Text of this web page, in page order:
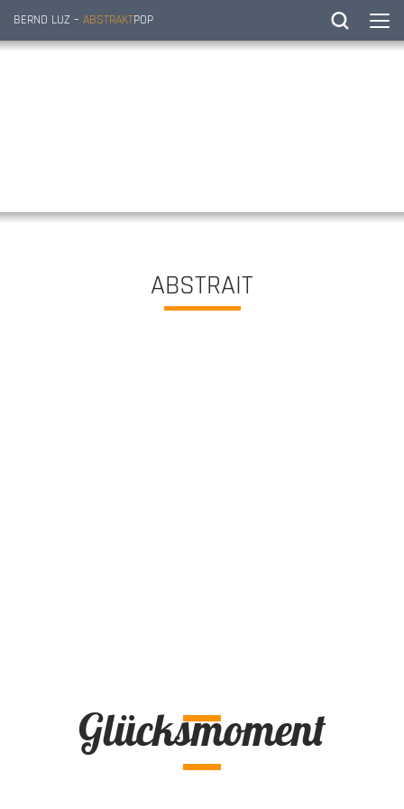
BERND LUZ – ABSTRAKTPOP
ABSTRAIT
Glücksmoment